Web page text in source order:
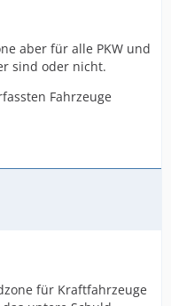
aber für alle PKW und
sind oder nicht.
Fahrzeuge
für Kraftfahrzeuge